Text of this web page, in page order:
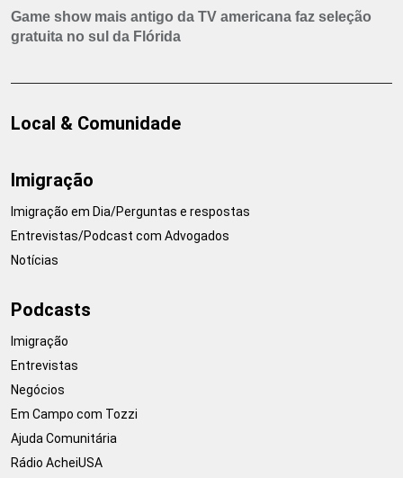
Game show mais antigo da TV americana faz seleção
gratuita no sul da Flórida
Local & Comunidade
Imigração
Imigração em Dia/Perguntas e respostas
Entrevistas/Podcast com Advogados
Notícias
Podcasts
Imigração
Entrevistas
Negócios
Em Campo com Tozzi
Ajuda Comunitária
Rádio AcheiUSA